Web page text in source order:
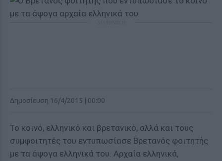
Δημοσίευση 16/4/2015 | 00:00
Το κοινό, ελληνικό και βρετανικό, αλλά και τους
συμφοιτητές του εντυπωσίασε Βρετανός φοιτητής
με τα άψογα ελληνικά του. Αρχαία ελληνικά,